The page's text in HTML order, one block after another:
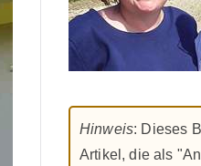
Hinweis: Dieses
Artikel, die als